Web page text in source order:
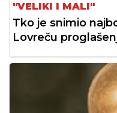
"VELIKI I MALI"
Tko je snimio
Lovreču